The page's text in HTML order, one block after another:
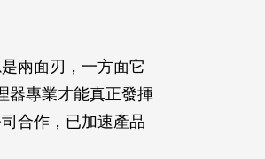
兩面刃，一方面它
器專業才能真正發揮
合作，已加速產品